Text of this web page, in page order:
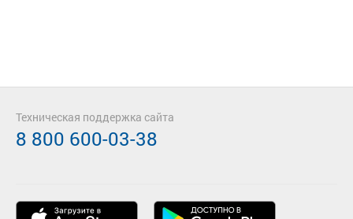
Техническая поддержка сайта
8 800 600-03-38